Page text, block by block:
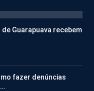
Guarapuava recebem
fazer denúncias